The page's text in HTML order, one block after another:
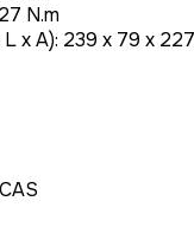
N.m
x A): 239 x 79 x